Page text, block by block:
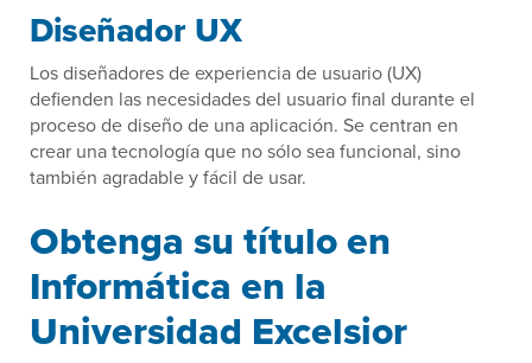
Diseñador UX
Los diseñadores de experiencia de usuario (UX)
defienden las necesidades del usuario final durante el
proceso de diseño de una aplicación. Se centran en
crear una tecnología que no sólo sea funcional, sino
también agradable y fácil de usar.
Obtenga su título en
Informática en la
Universidad Excelsior